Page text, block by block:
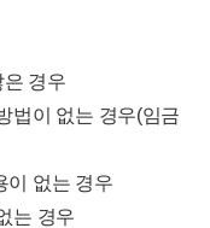
경우
법이 없는 경우(임금
이 없는 경우
는 경우